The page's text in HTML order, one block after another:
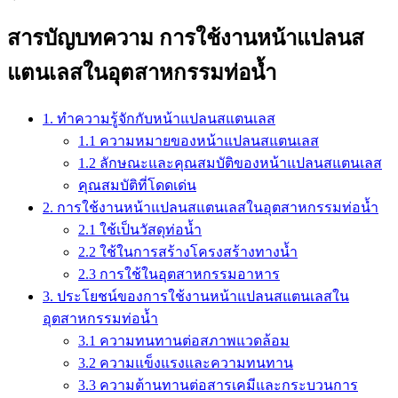
สารบัญบทความ การใช้งานหน้าแปลนส
แตนเลสในอุตสาหกรรมท่อน้ำ
1. ทำความรู้จักกับหน้าแปลนสแตนเลส
1.1 ความหมายของหน้าแปลนสแตนเลส
1.2 ลักษณะและคุณสมบัติของหน้าแปลนสแตนเลส
คุณสมบัติที่โดดเด่น
2. การใช้งานหน้าแปลนสแตนเลสในอุตสาหกรรมท่อน้ำ
2.1 ใช้เป็นวัสดุท่อน้ำ
2.2 ใช้ในการสร้างโครงสร้างทางน้ำ
2.3 การใช้ในอุตสาหกรรมอาหาร
3. ประโยชน์ของการใช้งานหน้าแปลนสแตนเลสใน
อุตสาหกรรมท่อน้ำ
3.1 ความทนทานต่อสภาพแวดล้อม
3.2 ความแข็งแรงและความทนทาน
3.3 ความต้านทานต่อสารเคมีและกระบวนการ